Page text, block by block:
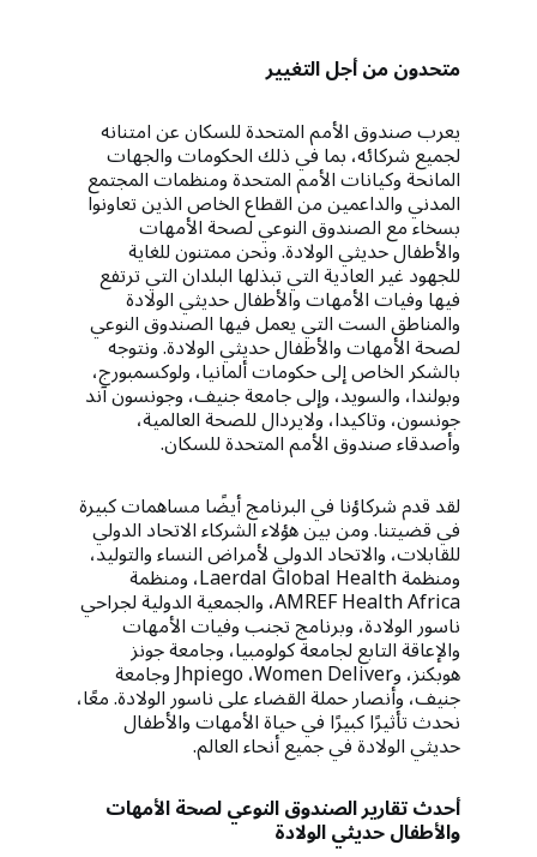
متحدون من أجل التغيير
يعرب صندوق الأمم المتحدة للسكان عن امتنانه
لجميع شركائه، بما في ذلك الحكومات والجهات
المانحة وكيانات الأمم المتحدة ومنظمات المجتمع
المدني والداعمين من القطاع الخاص الذين تعاونوا
بسخاء مع الصندوق النوعي لصحة الأمهات
والأطفال حديثي الولادة. ونحن ممتنون للغاية
للجهود غير العادية التي تبذلها البلدان التي ترتفع
فيها وفيات الأمهات والأطفال حديثي الولادة
والمناطق الست التي يعمل فيها الصندوق النوعي
لصحة الأمهات والأطفال حديثي الولادة. ونتوجه
بالشكر الخاص إلى حكومات ألمانيا، ولوكسمبورج،
وبولندا، والسويد، وإلى جامعة جنيف، وجونسون آند
جونسون، وتاكيدا، ولايردال للصحة العالمية،
وأصدقاء صندوق الأمم المتحدة للسكان.
لقد قدم شركاؤنا في البرنامج أيضًا مساهمات كبيرة
في قضيتنا. ومن بين هؤلاء الشركاء الاتحاد الدولي
للقابلات، والاتحاد الدولي لأمراض النساء والتوليد،
ومنظمة Laerdal Global Health، ومنظمة
AMREF Health Africa، والجمعية الدولية لجراحي
ناسور الولادة، وبرنامج تجنب وفيات الأمهات
والإعاقة التابع لجامعة كولومبيا، وجامعة جونز
هوبكنز، وJhpiego ،Women Deliver وجامعة
جنيف، وأنصار حملة القضاء على ناسور الولادة. معًا،
نحدث تأثيرًا كبيرًا في حياة الأمهات والأطفال
حديثي الولادة في جميع أنحاء العالم.
أحدث تقارير الصندوق النوعي لصحة الأمهات
والأطفال حديثي الولادة